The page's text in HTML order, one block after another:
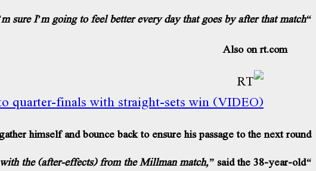
“I was able to recover; I’m sure I’m going to feel better every day that goes by after that match.”
Also on rt.com
quarter-finals with straight-sets win (VIDEO)
himself and bounce back to ensure his passage to the next round.
“It was a tough start, I thought that Marton played clean, I struggled with the (after-effects) from the Millman match,”
said the 38-year-old.